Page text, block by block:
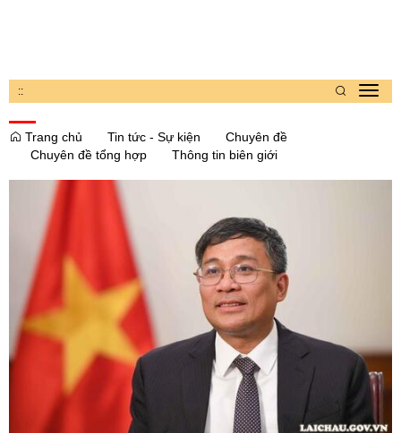
::
Trang chủ
Tin tức - Sự kiện
Chuyên đề
Chuyên đề tổng hợp
Thông tin biên giới